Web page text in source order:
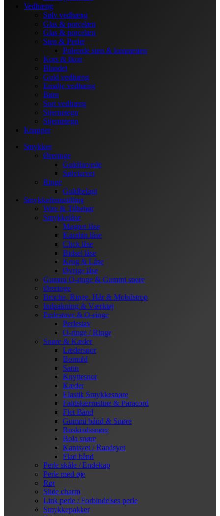
Vedhæng
Sølv vedhæng
Glas & porcelæn
Glas & porcelæn
Sten & Perler
Polerede sten & lommesten
Kors & Ikon
Blandet
Guld vedhæng
Emalje vedhæng
Børn
Sort vedhæng
Stjernetegn
Stjernetegn
Knapper
Smykker
Øreringe
Guldfarvede
Sølvfarvet
Ringe
Guldbelagt
Smykkefremstilling
Wire & Tilbehør
Smykkelåse
Magnet låse
Karabin låse
Click låse
Bidsel låse
Krog & Låse
Øvrige låse
Gummi O-ringe & Gummi snøre
Øreringe
Broche, Ringe, Hår & Mobilstrop
Indpakning & Værktøj
Perlestave & O-ringe
Perlestav
O-ringe / Ringe
Snøre & Kæder
Lædersnor
Bomuld
Satin
Knyttesnor
Kæder
Elastik Smykkesnøre
Faldskærmsline & Paracord
Flet Bånd
Gummi bånd & Snøre
Ruskindssnøre
Bola snøre
Kantsyet / Randsyet
Flad bånd
Perle skåle / Endekap
Perle med øje
Rør
Slide charm
Link perle / Forbindelses perle
Smykkepakker